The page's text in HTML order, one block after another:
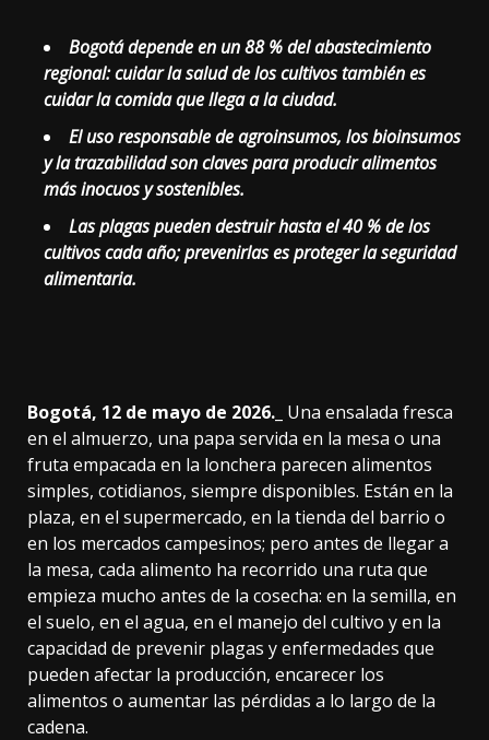
Bogotá depende en un 88 % del abastecimiento
regional: cuidar la salud de los cultivos también es
cuidar la comida que llega a la ciudad.
El uso responsable de agroinsumos, los bioinsumos
y la trazabilidad son claves para producir alimentos
más inocuos y sostenibles.
Las plagas pueden destruir hasta el 40 % de los
cultivos cada año; prevenirlas es proteger la seguridad
alimentaria.
Bogotá, 12 de mayo de 2026._ Una ensalada fresca
en el almuerzo, una papa servida en la mesa o una
fruta empacada en la lonchera parecen alimentos
simples, cotidianos, siempre disponibles. Están en la
plaza, en el supermercado, en la tienda del barrio o
en los mercados campesinos; pero antes de llegar a
la mesa, cada alimento ha recorrido una ruta que
empieza mucho antes de la cosecha: en la semilla, en
el suelo, en el agua, en el manejo del cultivo y en la
capacidad de prevenir plagas y enfermedades que
pueden afectar la producción, encarecer los
alimentos o aumentar las pérdidas a lo largo de la
cadena.